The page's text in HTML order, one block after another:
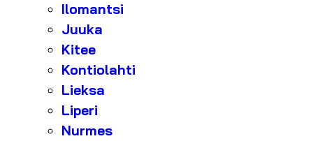
Ilomantsi
Juuka
Kitee
Kontiolahti
Lieksa
Liperi
Nurmes